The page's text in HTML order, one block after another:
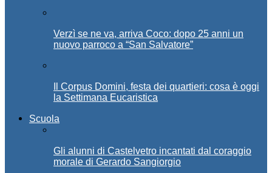
Verzì se ne va, arriva Coco: dopo 25 anni un
nuovo parroco a “San Salvatore”
Il Corpus Domini, festa dei quartieri: cosa è oggi
la Settimana Eucaristica
Scuola
Gli alunni di Castelvetro incantati dal coraggio
morale di Gerardo Sangiorgio